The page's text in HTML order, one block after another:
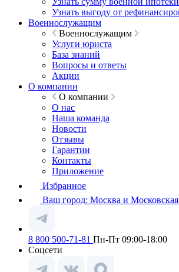
Узнать выгоду от
Военнослужащим
Военнослужащим
Услуги юриста
База знаний
Вопросы и ответы
Акции
О компании
О компании
О нас
Наша команда
Новости
Отзывы
Гарантии
Контакты
Приложение
Избранное
Ваш город: Москва и Московская
8 800 500-71-81 Пн-Пт 09:00-18:00
Соцсети